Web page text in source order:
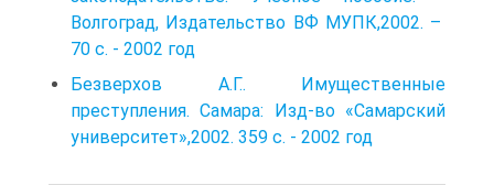
Волгоград, Издательство ВФ МУПК,2002. –
70 с. - 2002 год
Безверхов А.Г.. Имущественные
преступления. Самара: Изд-во «Самарский
университет»,2002. 359 с. - 2002 год